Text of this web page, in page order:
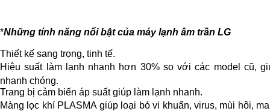
*Những tính năng nổi bật của máy lạnh âm trần LG
Thiết kế sang trọng, tinh tế.
Hiệu suất làm lạnh nhanh hơn 30% so với các model cũ,
nhanh chóng.
Trang bị cảm biến áp suất giúp làm lạnh nhanh.
Màng lọc khí PLASMA giúp loại bỏ vi khuẩn, virus, mùi hôi,